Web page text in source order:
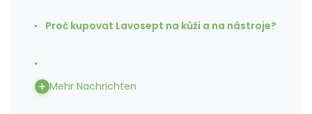
Proč kupovat Lavosept na kůži a na nástroje?
Mehr Nachrichten